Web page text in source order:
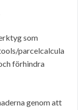
som
parcelcalcula
förhindra
genom att